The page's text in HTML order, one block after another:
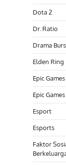
Dota 2
Dr. Ratio
Drama
Elden Ring
Epic Games
Epic
Esport
Esports
Faktor